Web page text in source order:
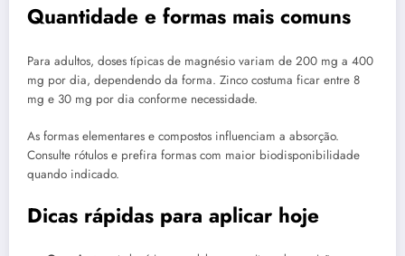
Quantidade e formas mais comuns
Para adultos, doses típicas de magnésio variam de 200 mg a 400
mg por dia, dependendo da forma. Zinco costuma ficar entre 8
mg e 30 mg por dia conforme necessidade.
As formas elementares e compostos influenciam a absorção.
Consulte rótulos e prefira formas com maior biodisponibilidade
quando indicado.
Dicas rápidas para aplicar hoje